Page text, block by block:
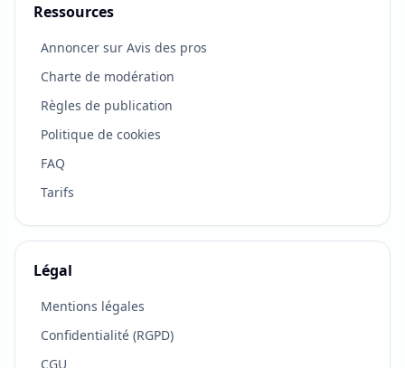
Vous connaissez cette entreprise ?
Soyez le premier à laisser un avis ou partagez cette
fiche si elle peut aider autour de vous.
Ressources
Annoncer sur Avis des pros
Charte de modération
Règles de publication
Politique de cookies
FAQ
Tarifs
Légal
Mentions légales
Confidentialité (RGPD)
CGU